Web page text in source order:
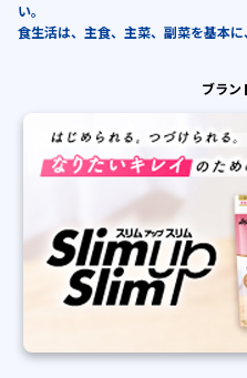
い。
食生活は、主食、主菜、副菜を基本に
ブラン